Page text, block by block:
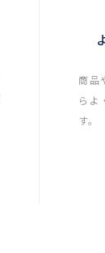
商品
らよ
す。